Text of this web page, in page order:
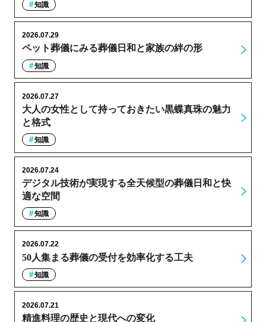
知識
ペット葬儀にみる葬儀日和と家族の絆の形
2026.07.29
知識
大人の女性として持っておきたい黒蝶真珠の魅力
と格式
2026.07.27
知識
デジタル技術が実現する全天候型の葬儀日和と快
適な空間
2026.07.24
知識
50人集まる葬儀の受付を効率化する工夫
2026.07.22
知識
精進料理の歴史と現代への変化
2026.07.21